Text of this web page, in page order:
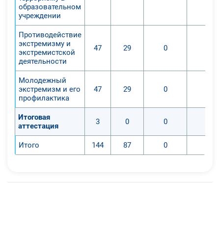
образовательном
учреждении
Противодействие
экстремизму и
экстремистской
деятельности
47 29 0
Молодежный
экстремизм и его
профилактика
47 29 0
Итоговая
аттестация
3 0 0
Итого 144 87 0